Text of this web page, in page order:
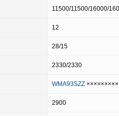
11500/11500/16000/
12
28/15
2330/2330
WMA93SZZ ×××××××××
2900